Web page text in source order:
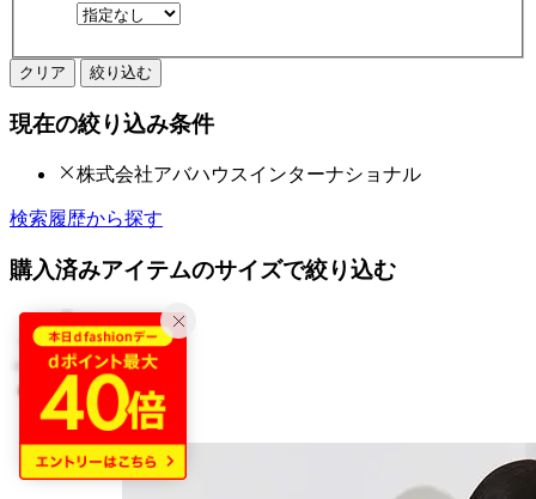
クリア 絞り込む
現在の絞り込み条件
株式会社アバハウスインターナショナル
検索履歴から探す
購入済みアイテムのサイズで絞り込む